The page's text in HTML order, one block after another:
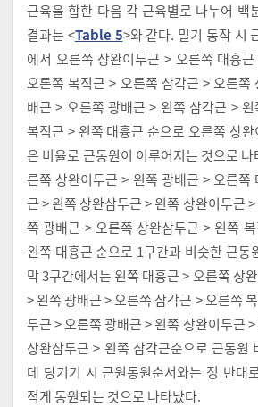
근육을 합한 다음 각 근육별로 나누어 백
결과는 <Table 5>와 같다. 밀기 동작 시
에서 오른쪽 상완이두근 > 오른쪽 대흉
오른쪽 복직근 > 오른쪽 삼각근 > 오른쪽
배근 > 오른쪽 광배근 > 왼쪽 삼각근 >
복직근 > 왼쪽 대흉근 순으로 오른쪽 상
은 비율로 근동원이 이루어지는 것으로
른쪽 상완이두근 > 왼쪽 광배근 > 오른쪽
근 > 왼쪽 상완삼두근 > 왼쪽 상완이두근
쪽 광배근 > 오른쪽 상완삼두근 > 왼쪽
왼쪽 대흉근 순으로 1구간과 비슷한 근동
막 3구간에서는 왼쪽 대흉근 > 오른쪽 상
> 왼쪽 광배근 > 오른쪽 삼각근 > 오른쪽
두근 > 오른쪽 광배근 > 왼쪽 상완이두근
상완삼두근 > 왼쪽 삼각근순으로 근동원
데 당기기 시 근원동원순서와는 정 반대
적게 동원되는 것으로 나타났다.